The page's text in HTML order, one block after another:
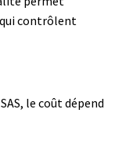
contrôlent
le coût dépend